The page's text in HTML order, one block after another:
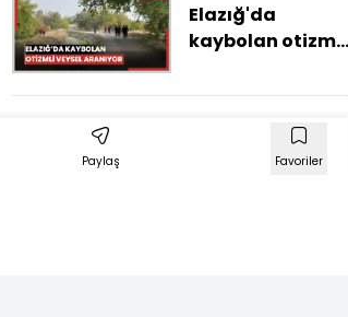
Elazığ'da
kaybolan otizmli
Paylaş Favoriler